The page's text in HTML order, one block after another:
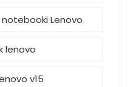
notebooki Lenovo
lenovo
v15